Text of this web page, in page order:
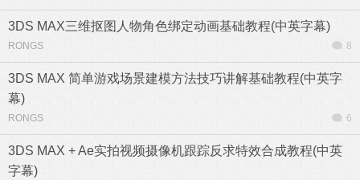
3DS MAX三维抠图人物角色绑定动画基础教程(中英字幕)
RONGS 8
3DS MAX 简单游戏场景建模方法技巧讲解基础教程(中英字
幕)
RONGS 6
3DS MAX + Ae实拍视频摄像机跟踪反求特效合成教程(中英
字幕)